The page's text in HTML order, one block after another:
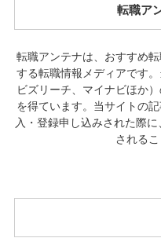
転職ア
転職アンテナは、おすすめ
する転職情報メディアです
ビズリーチ、マイナビほか
を得ています。当サイトの
入・登録申し込みされた際
されるこ